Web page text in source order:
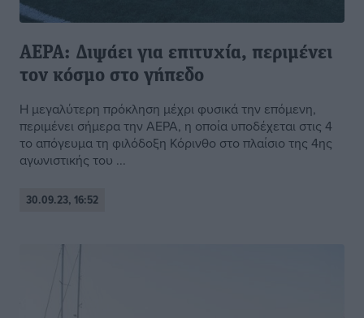
ΑΕΡΑ: Διψάει για επιτυχία, περιμένει
τον κόσμο στο γήπεδο
Η μεγαλύτερη πρόκληση μέχρι φυσικά την επόμενη,
περιμένει σήμερα την ΑΕΡΑ, η οποία υποδέχεται στις 4
το απόγευμα τη φιλόδοξη Κόρινθο στο πλαίσιο της 4ης
αγωνιστικής του ...
30.09.23, 16:52